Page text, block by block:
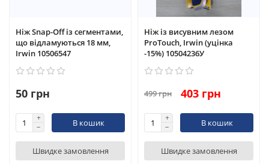
Ніж Snap-Off із сегментами,
що відламуються 18 мм,
Irwin 10506547
50 грн
В кошик
Швидке замовлення
Ніж із висувним лезом
ProTouch, Irwin (уцінка
-15%) 10504236У
499 грн 403 грн
В кошик
Швидке замовлення